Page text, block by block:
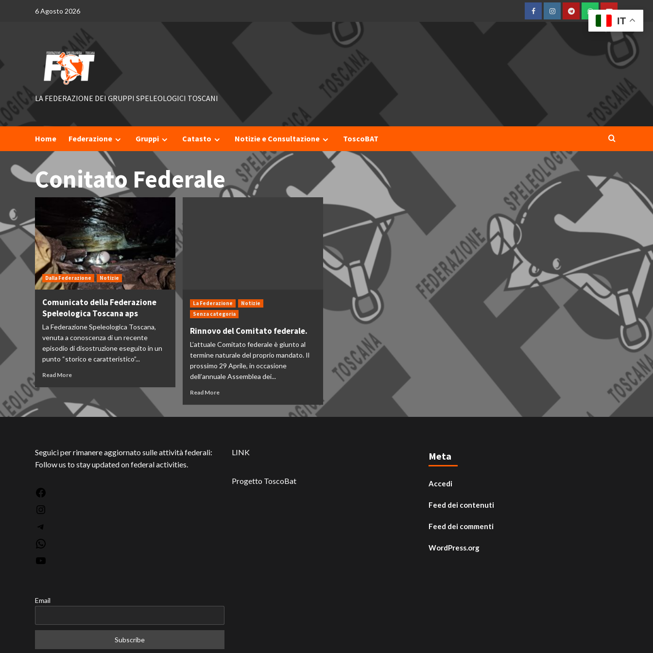
6 Agosto 2026
FacebookInstagramTelegramWhatsAppYouTube
LA FEDERAZIONE DEI GRUPPI SPELEOLOGICI TOSCANI
Home Federazione Gruppi Catasto Notizie e Consultazione ToscoBAT
Conitato Federale
Dalla Federazione Notizie
Comunicato della Federazione
Speleologica Toscana aps
La Federazione Speleologica Toscana,
venuta a conoscenza di un recente
episodio di disostruzione eseguito in un
punto “storico e caratteristico”...
Read More
La Federazione
Notizie
Senza categoria
Rinnovo del Comitato federale.
L’attuale Comitato federale è giunto al
termine naturale del proprio mandato. Il
prossimo 29 Aprile, in occasione
dell’annuale Assemblea dei...
Read More
Seguici per rimanere aggiornato sulle attività federali:
Follow us to stay updated on federal activities.
Email
LINK
Progetto ToscoBat
Meta
Accedi
Feed dei contenuti
Feed dei commenti
WordPress.org
IT